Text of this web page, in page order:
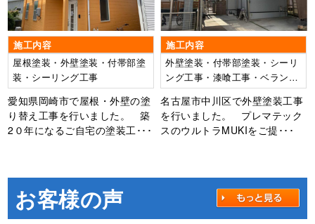
施工内容
屋根塗装・外壁塗装・付帯部塗
装・シーリング工事
愛知県岡崎市で屋根・外壁の塗
り替え工事を行いました。 築
2０年になるご自宅の塗装工･･･
施工内容
外壁塗装・付帯部塗装・シーリ
ング工事・漆喰工事・ベランダ
防水工事
名古屋市中川区で外壁塗装工事
を行いました。 プレマテック
スのウルトラMUKIをご提･･･
お客様の声